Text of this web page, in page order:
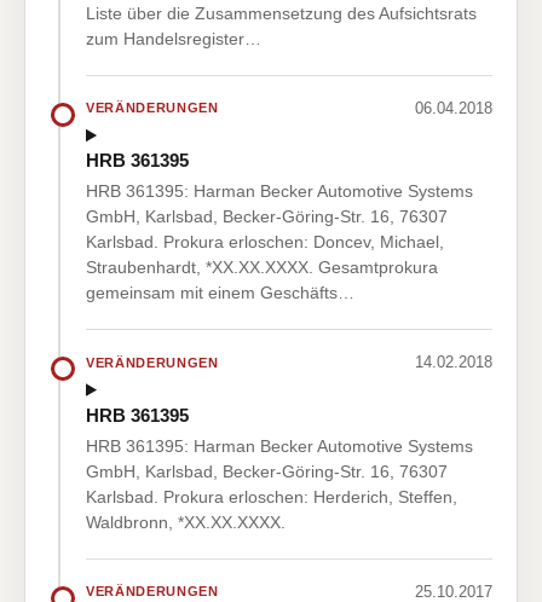
Liste über die Zusammensetzung des Aufsichtsrats
zum Handelsregister…
VERÄNDERUNGEN 06.04.2018
HRB 361395
HRB 361395: Harman Becker Automotive Systems
GmbH, Karlsbad, Becker-Göring-Str. 16, 76307
Karlsbad. Prokura erloschen: Doncev, Michael,
Straubenhardt, *XX.XX.XXXX. Gesamtprokura
gemeinsam mit einem Geschäfts…
VERÄNDERUNGEN 14.02.2018
HRB 361395
HRB 361395: Harman Becker Automotive Systems
GmbH, Karlsbad, Becker-Göring-Str. 16, 76307
Karlsbad. Prokura erloschen: Herderich, Steffen,
Waldbronn, *XX.XX.XXXX.
VERÄNDERUNGEN 25.10.2017